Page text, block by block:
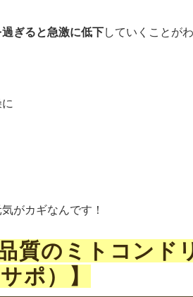
過ぎると急激に低下していくことが
がカギなんです！
質のミトコンド
ポ）】